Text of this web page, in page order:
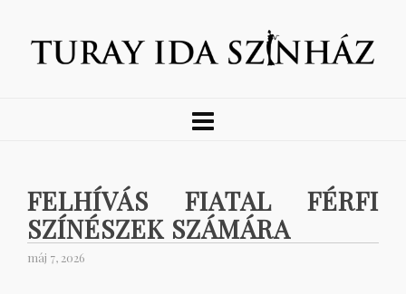
FELHÍVÁS FIATAL FÉRFI
SZÍNÉSZEK SZÁMÁRA
máj 7, 2026